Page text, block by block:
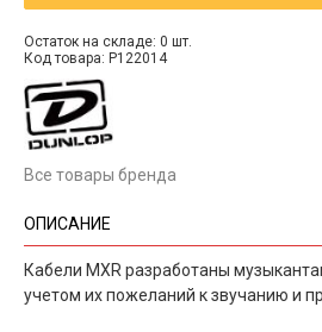
Остаток на складе: 0 шт.
Код товара: P122014
Все товары бренда
ОПИСАНИЕ
Кабели MXR разработаны
учетом их пожеланий к звучанию и